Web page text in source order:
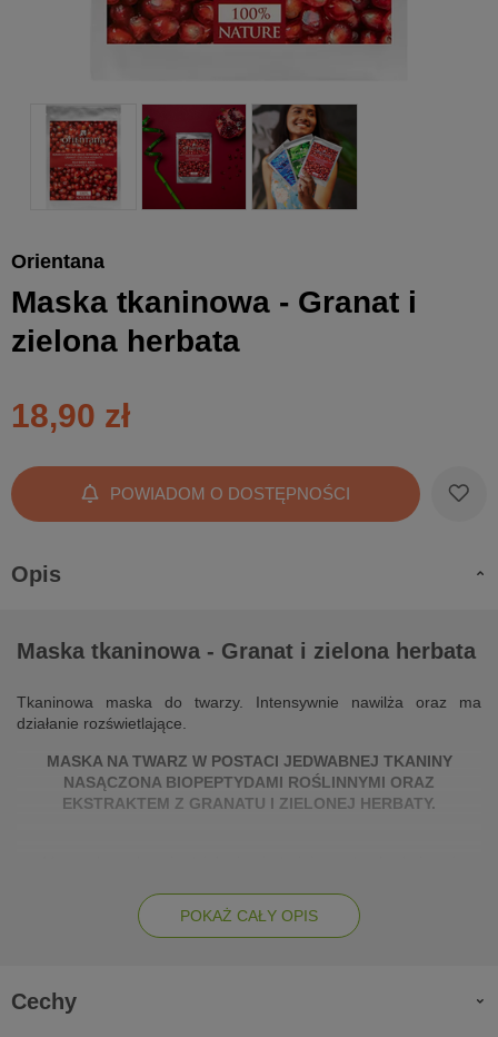
Orientana
Maska tkaninowa - Granat i
zielona herbata
18,90 zł
POWIADOM O DOSTĘPNOŚCI
Opis
Maska tkaninowa - Granat i zielona herbata
Tkaninowa maska do twarzy. Intensywnie nawilża oraz ma
działanie rozświetlające.
MASKA NA TWARZ W POSTACI JEDWABNEJ TKANINY
NASĄCZONA BIOPEPTYDAMI ROŚLINNYMI ORAZ
EKSTRAKTEM Z GRANATU I ZIELONEJ HERBATY.
Stosowanie: 25-30 min. Efekt natychmiastowy.
odpowiednią ilość substancji. Dzięki biopeptydom daje
POKAŻ CAŁY OPIS
Cechy